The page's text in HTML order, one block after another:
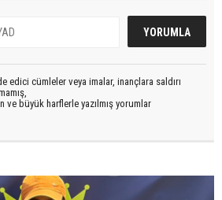
edici cümleler veya imalar, inançlara saldırı
ve büyük harflerle yazılmış yorumlar